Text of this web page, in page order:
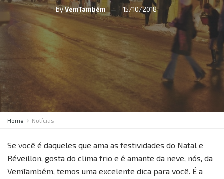
byVemTambém 15/10/2018
Home Notícias
Se você é daqueles que ama as festividades do Natal e
Réveillon, gosta do clima frio e é amante da neve, nós, da
VemTambém, temos uma excelente dica para você. É a